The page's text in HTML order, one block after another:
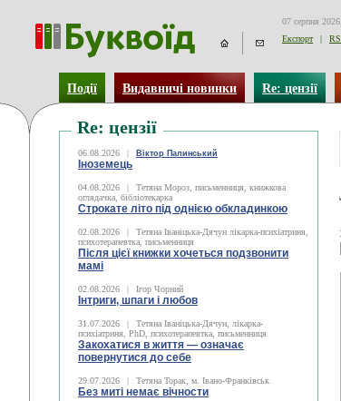
07 серпня
Експорт
|
Події Видавничі новинки Re: цензії
Re: цензії
06.08.2026 | Віктор Палинський
Іноземець
04.08.2026 |
Тетяна Мороз, письменниця, книжкова
оглядачка, бібліотекарка
Строкате літо під однією обкладинкою
02.08.2026 |
Тетяна Іваніцька-Дячун лікарка-психіатриня,
психотерапевтка, письменниця
Після цієї книжки хочеться подзвонити
мамі
02.08.2026 | Ігор Чорний
Інтриги, шпаги і любов
31.07.2026 |
Тетяна Іваніцька-Дячун, лікарка-
психіатриня, PhD, психотерапевтка, письменниця
Закохатися в життя — означає
повернутися до себе
29.07.2026 | Тетяна Торак, м. Івано-Франківськ
Без миті немає вічности